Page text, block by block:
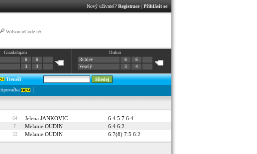
Nový uživatel? Registrace| Přihlásit se
Wilson nCode n5
Guadalajara
6
6
3 3
Dubai
Rublev
6
6
Veselý
3 4
Trenéři
tipovačka
64 Jelena JANKOVIC
6:4 5:7 6:4
F Melanie OUDIN
6:4 6:2
32 Melanie OUDIN 6:7(8) 7:5 6:2